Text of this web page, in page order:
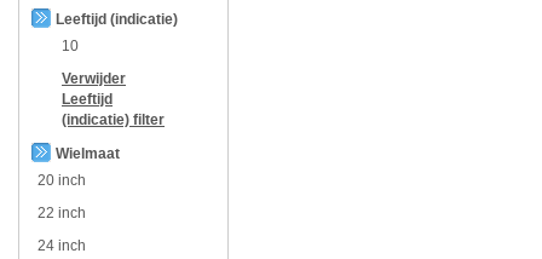
Leeftijd (indicatie)
10
Verwijder
Leeftijd
(indicatie) filter
Wielmaat
20 inch
22 inch
24 inch